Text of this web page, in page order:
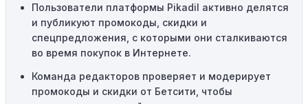
местами или регионами. Если вы находитесь за
пределами указанного региона, то код не будет
применяться.
предназначены только для однократного
использования. Если код уже был использован кем-то
Пользователи платформы Pikadil активно делятся
и публикуют промокоды, скидки и
спецпредложения, с которыми они сталкиваются
во время покупок в Интернете.
Команда редакторов проверяет и модерирует
промокоды и скидки от Бетсити, чтобы